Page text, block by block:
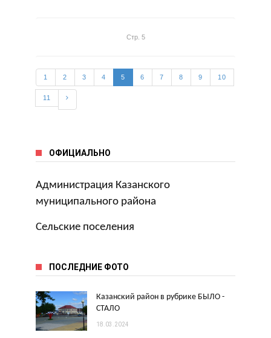
Стр. 5
1 2 3 4 5 6 7 8 9 10
11
ОФИЦИАЛЬНО
Администрация Казанского
муниципального района
Сельские поселения
ПОСЛЕДНИЕ ФОТО
Казанский район в рубрике БЫЛО -
СТАЛО
18.03.2024